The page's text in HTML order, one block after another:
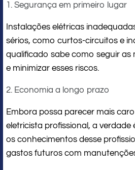
1. Segurança em primeiro lugar
Instalações elétricas
sérios, como curtos-circuitos e
qualificado sabe como seguir as
e minimizar esses riscos.
2. Economia a longo prazo
Embora possa parecer mais
eletricista profissional, a verdade
os conhecimentos desse
gastos futuros com